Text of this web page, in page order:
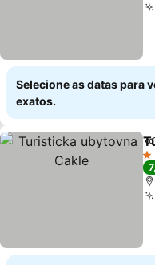
Selecione as datas para
exatos.
1